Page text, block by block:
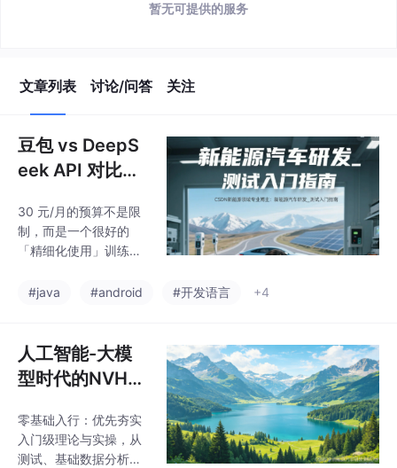
暂无可提供的服务
文章列表 讨论/问答 关注
豆包 vs DeepS
eek API 对比分
30 元/月的预算不是限
制，而是一个很好的
「精细化使用」训练
「什么场景值得调 AP
型跑跑就行」。这种判
断力本身，就是你从
「AI 消费者」升级为
核心能力。
#java #android #开发语言 +4
人工智能-大模
型时代的NVH与
从入门到精通全
学习路线
零基础入行：优先夯实
入门级理论与实操，从
测试、基础数据分析入